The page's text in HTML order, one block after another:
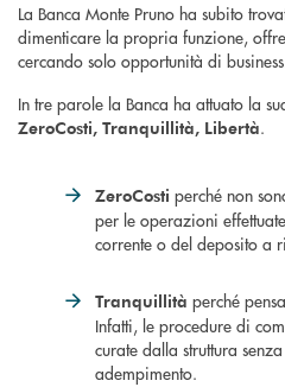
La Banca Monte Pruno ha subito
dimenticare la propria funzione,
cercando solo opportunità di
In tre parole la Banca ha attuato la
ZeroCosti, Tranquillità, Libertà.
ZeroCosti perché non
per le operazioni
corrente o del deposito a
Tranquillità perché
Infatti, le procedure di
curate dalla struttura
adempimento.